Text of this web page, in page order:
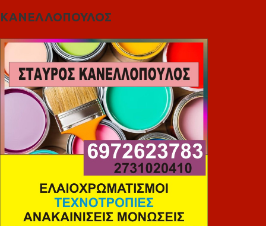
ΚΑΝΕΛΛΟΠΟΥΛΟΣ